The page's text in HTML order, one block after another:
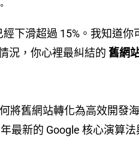
下滑超過 15%。我知道你
況，你心裡最糾結的舊網
將舊網站轉化為高效開發
最新的 Google 核心演算法